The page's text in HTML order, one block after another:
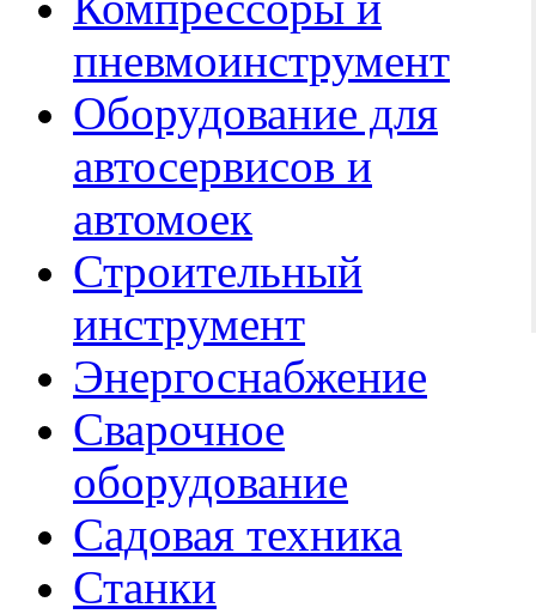
пневмоинструмент
Оборудование для
автосервисов и
автомоек
Строительный
инструмент
Энергоснабжение
Сварочное
оборудование
Садовая техника
Станки